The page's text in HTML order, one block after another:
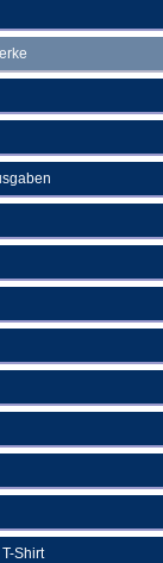
Shirt